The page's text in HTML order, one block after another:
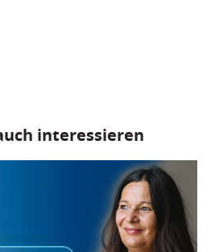
interessieren